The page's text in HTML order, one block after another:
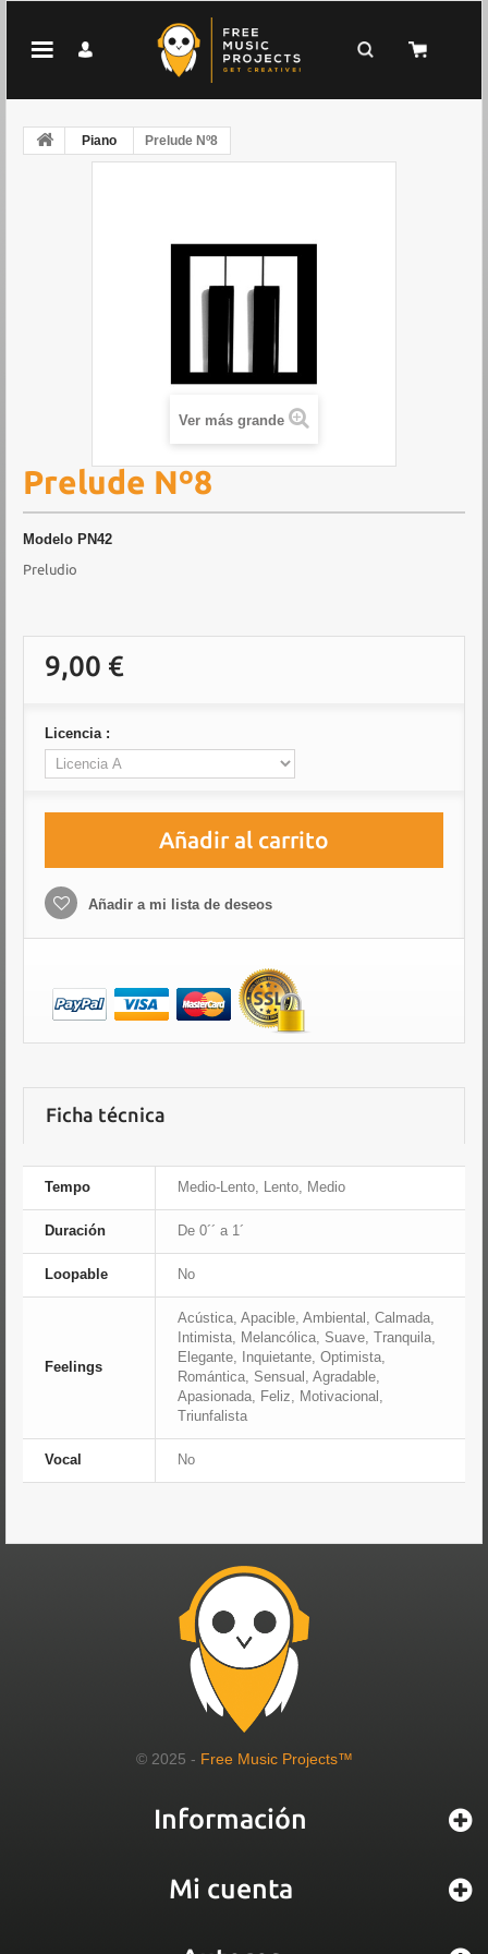
Piano Prelude Nº8
Ver más grande
Prelude Nº8
Modelo PN42
Preludio
9,00 €
Licencia :
Añadir al carrito
Añadir a mi lista de deseos
Ficha técnica
Tempo Medio-Lento, Lento, Medio
Duración De 0´´ a 1´
Loopable No
Feelings
Acústica, Apacible, Ambiental, Calmada,
Intimista, Melancólica, Suave, Tranquila,
Elegante, Inquietante, Optimista,
Romántica, Sensual, Agradable,
Apasionada, Feliz, Motivacional,
Triunfalista
Vocal No
© 2025 - Free Music Projects™
Información
Mi cuenta